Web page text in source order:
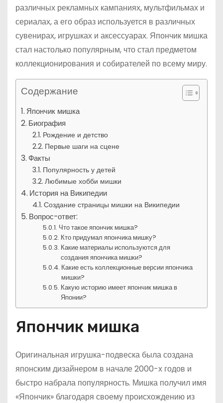
различных рекламных кампаниях, мультфильмах и
сериалах, а его образ используется в различных
сувенирах, игрушках и аксессуарах. Япончик мишка
стал настолько популярным, что стал предметом
коллекционирования и собирателей по всему миру.
Содержание
Япончик мишка
Биография
Рождение и детство
Первые шаги на сцене
Факты
Популярность у детей
Любимые хобби мишки
История на Википедии
Создание страницы мишки на Википедии
Вопрос-ответ:
Что такое япончик мишка?
Кто придумал япончика мишку?
Какие материалы используются для
создания япончика мишки?
Какие есть коллекционные версии япончика
мишки?
Какую историю имеет япончик мишка в
Японии?
Япончик мишка
Оригинальная игрушка-подвеска была создана
японским дизайнером в начале 2000-х годов и
быстро набрала популярность. Мишка получил имя
«Япончик» благодаря своему происхождению из